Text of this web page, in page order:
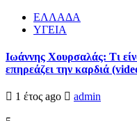
ΕΛΛΑΔΑ
ΥΓΕΙΑ
Ιωάννης Χουρσαλάς: Τι
επηρεάζει την καρδιά
1 έτος ago admin